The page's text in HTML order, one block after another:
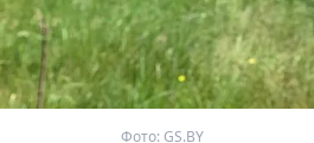
Фото: GS.BY